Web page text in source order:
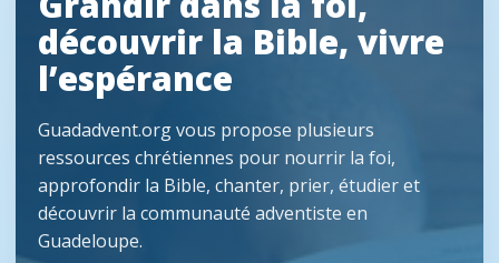
découvrir la Bible, vivre
l’espérance
Guadadvent.org vous propose plusieurs
ressources chrétiennes pour nourrir la foi,
approfondir la Bible, chanter, prier, étudier et
découvrir la communauté adventiste en
Guadeloupe.